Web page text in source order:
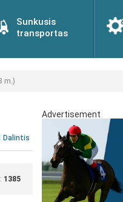
Sunkusis
transportas
m.)
Dalintis
1385
Advertisement